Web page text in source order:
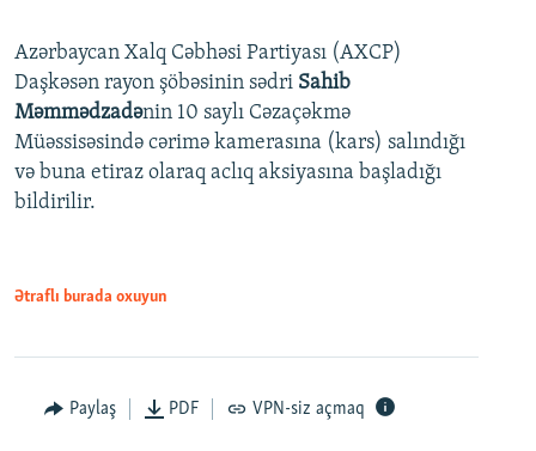
Auto 240p 360p
720p 1080p
360p
720p
1080p
Azərbaycan Xalq Cəbhəsi Partiyası (AXCP)
Daşkəsən rayon şöbəsinin sədri Sahib
Məmmədzadənin 10 saylı Cəzaçəkmə
Müəssisəsində cərimə kamerasına (kars) salındığı
və buna etiraz olaraq aclıq aksiyasına başladığı
bildirilir.
Ətraflı burada oxuyun
Paylaş PDF VPN-siz açmaq